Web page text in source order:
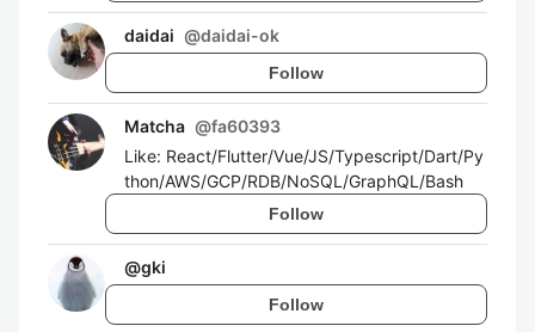
daidai @daidai-ok
Follow
Matcha @fa60393
Like: React/Flutter/Vue/JS/Typescript/Dart/Py
thon/AWS/GCP/RDB/NoSQL/GraphQL/Bash
Follow
@gki
Follow